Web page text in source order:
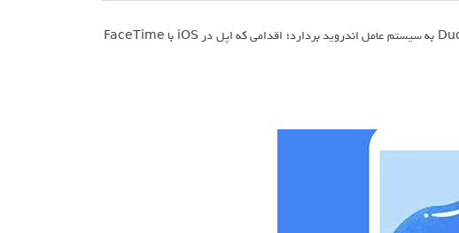
گوگل در نظر دارد اولین قدم‌ها را برای افزودن اپلیکیشن تماس تصویری Duo به سیستم عامل اندروید بردارد؛ اقدامی که اپل در iOS با FaceTime